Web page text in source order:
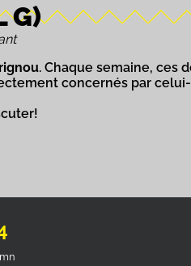
G)
. Chaque semaine, ces
concernés par